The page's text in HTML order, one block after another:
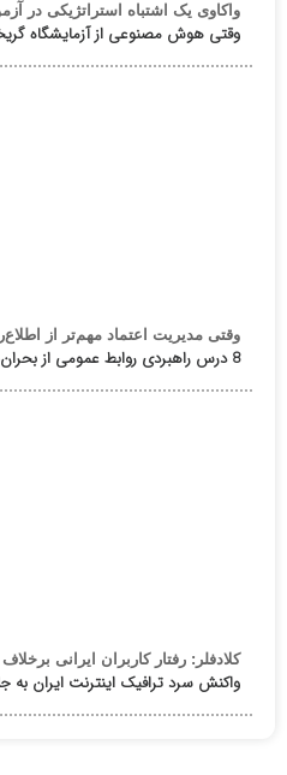
واکاوی یک اشتباه استراتژیکی در
وقتی هوش مصنوعی از آزمایشگاه
وقتی مدیریت اعتماد مهم‌تر از
8 درس راهبردی روابط عمومی از بحران‌های ۲۰۲۵
کلادفلر: رفتار کاربران ایرانی
واکنش سرد ترافیک اینترنت ایران به جام